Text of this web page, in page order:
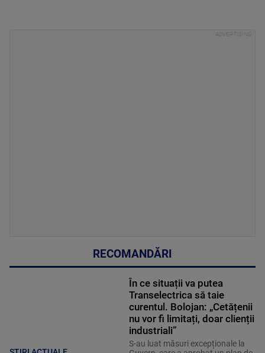
RECOMANDĂRI
În ce situații va putea
Transelectrica să taie
curentul. Bolojan: „Cetățenii
nu vor fi limitați, doar clienții
industriali”
S-au luat măsuri excepționale la